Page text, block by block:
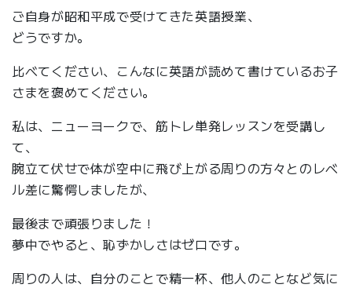
ご自身が昭和平成で受けてきた英語授業、
どうですか。
比べてください、こんなに英語が読めて書けているお子
さまを褒めてください。
私は、ニューヨークで、筋トレ単発レッスンを受講し
て、
腕立て伏せで体が空中に飛び上がる周りの方々とのレベ
ル差に驚愕しましたが、
最後まで頑張りました！
夢中でやると、恥ずかしさはゼロです。
周りの人は、自分のことで精一杯、他人のことなど気に